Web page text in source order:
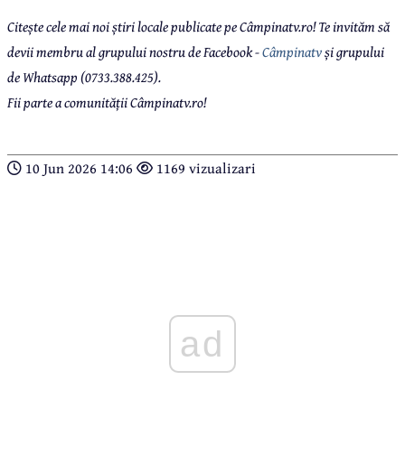
Citește cele mai noi știri locale publicate pe Câmpinatv.ro! Te invităm să
devii membru al grupului nostru de Facebook -Câmpinatvși grupului
de Whatsapp (0733.388.425).
Fii parte a comunității Câmpinatv.ro!
10 Jun 2026 14:06 1169 vizualizari
ad